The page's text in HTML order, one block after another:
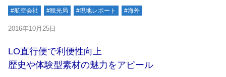
#航空会社 #観光局 #現地レポート #海外
2016年10月25日
LO直行便で利便性向上
歴史や体験型素材の魅力をアピール